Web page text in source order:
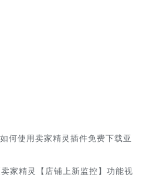
使用卖家精灵插件免费下载亚
家精灵【店铺上新监控】功能视